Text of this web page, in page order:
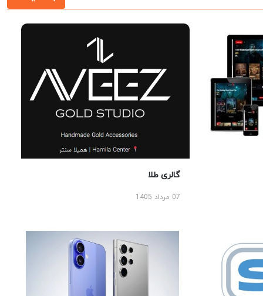
گالری طلا
07 مرداد 1405